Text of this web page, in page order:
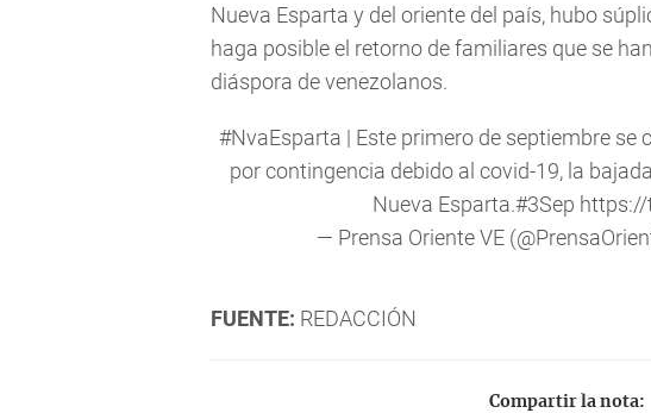
Nueva Esparta y del oriente del país, hubo
haga posible el retorno de familiares que se
diáspora de venezolanos.
#NvaEsparta | Este primero de septiembre se
por contingencia debido al covid-19, la
Nueva Esparta.#3Sep
— Prensa Oriente VE
FUENTE: REDACCIÓN
Compartir la nota: